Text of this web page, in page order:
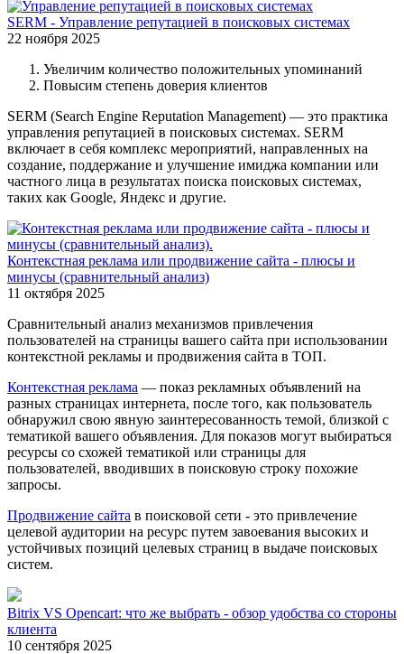
SERM - Управление репутацией в поисковых системах
22 ноября 2025
Увеличим количество положительных упоминаний
Повысим степень доверия клиентов
SERM (Search Engine Reputation Management) — это практика
управления репутацией в поисковых системах. SERM
включает в себя комплекс мероприятий, направленных на
создание, поддержание и улучшение имиджа компании или
частного лица в результатах поиска поисковых системах,
таких как Google, Яндекс и другие.
Контекстная реклама или продвижение сайта - плюсы и
минусы (сравнительный анализ)
11 октября 2025
Сравнительный анализ механизмов привлечения
пользователей на страницы вашего сайта при использовании
контекстной рекламы и продвижения сайта в ТОП.
Контекстная реклама — показ рекламных объявлений на
разных страницах интернета, после того, как пользователь
обнаружил свою явную заинтересованность темой, близкой с
тематикой вашего объявления. Для показов могут выбираться
ресурсы со схожей тематикой или страницы для
пользователей, вводивших в поисковую строку похожие
запросы.
Продвижение сайта в поисковой сети - это привлечение
целевой аудитории на ресурс путем завоевания высоких и
устойчивых позиций целевых страниц в выдаче поисковых
систем.
Bitrix VS Opencart: что же выбрать - обзор удобства со стороны
клиента
10 сентября 2025